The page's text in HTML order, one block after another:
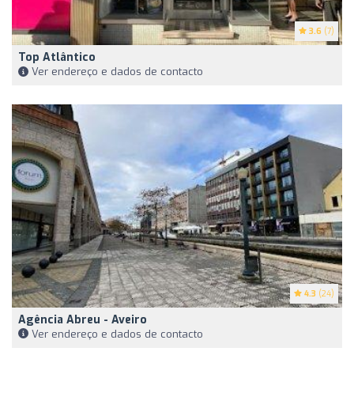
3.6 (7)
Top Atlântico
Ver endereço e dados de contacto
4.3 (24)
Agência Abreu - Aveiro
Ver endereço e dados de contacto